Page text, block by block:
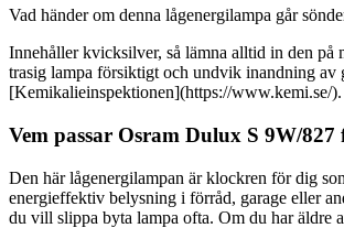
Vad händer om denna lågenergilampa går
Innehåller kvicksilver, så lämna alltid in den på
trasig lampa försiktigt och undvik inandning av
[Kemikalieinspektionen](https://www.kemi.se/).
Vem passar Osram Dulux S 9W/827
Den här lågenergilampan är klockren för dig
energieffektiv belysning i förråd, garage eller
du vill slippa byta lampa ofta. Om du har äldre